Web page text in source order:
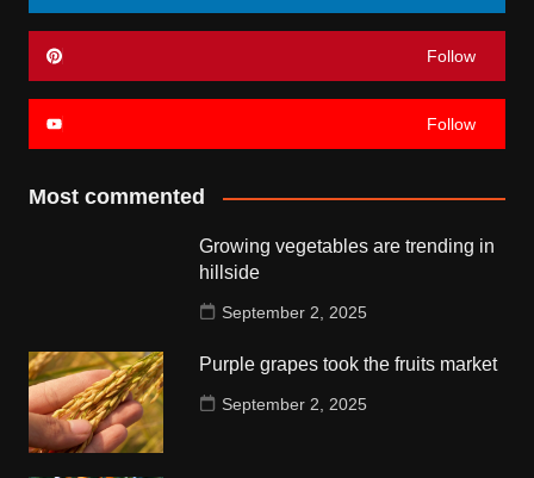
Follow
Follow
Most commented
Growing vegetables are trending in
hillside
September 2, 2025
Purple grapes took the fruits market
September 2, 2025